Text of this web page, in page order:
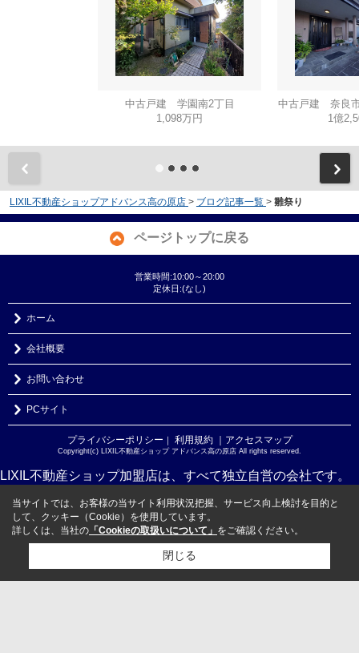
中古戸建 学園南2丁目
1,098万円
中古戸建 奈良
1億
LIXIL不動産ショップアドバンス高の原店 > ブログ記事一覧 > 雛祭り
ページトップに戻る
営業時間:10:00～20:00
定休日:(なし)
ホーム
会社概要
お問い合わせ
PCサイト
プライバシーポリシー ｜ 利用規約 ｜アクセスマップ
Copyright(c) LIXIL不動産ショップ アドバンス高の原店 All rights reserved.
LIXIL不動産ショップ加盟店は、すべて独立自営の会社です。
当サイトでは、お客様の当サイト利用状況把握、サービス向上検討を目的と
して、クッキー（Cookie）を使用しています。
詳しくは、当社の 「Cookieの取扱いについて」 をご確認ください。
閉じる